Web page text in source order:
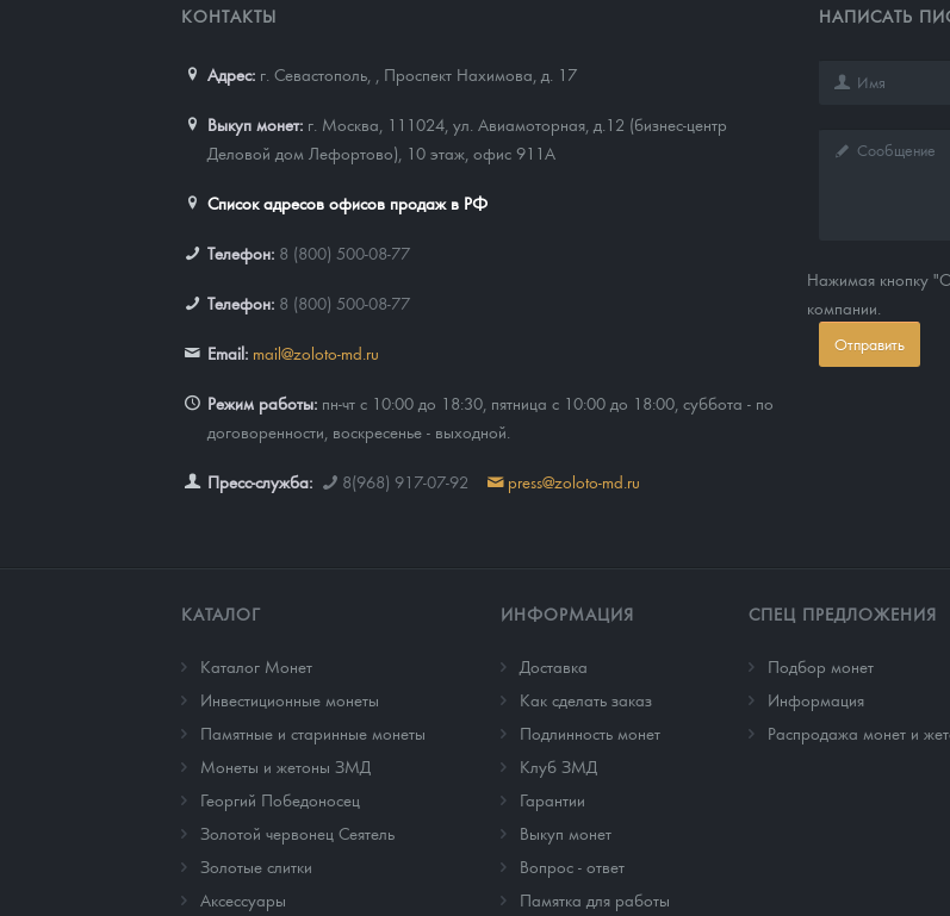
КОНТАКТЫ
Адрес: г. Севастополь, Проспект Нахимова, д. 17
Выкуп монет: г. Москва, 111024, ул. Авиамоторная, д.12 (бизнес-центр
Деловой дом Лефортово), 10 этаж, офис 911А
Список адресов офисов продаж в РФ
Телефон: 8 (800) 500-08-77
Телефон: 8 (800) 500-08-77
Email: mail@zoloto-md.ru
Режим работы: пн-чт с 10:00 до 18:30, пятница с 10:00 до 18:00, суббота - по
договоренности, воскресенье - выходной.
Пресс-служба: 8(968) 917-07-92 press@zoloto-md.ru
НАПИСАТЬ
Нажимая кнопку
компании.
Отправить
КАТАЛОГ
Каталог Монет
Инвестиционные монеты
Памятные и старинные монеты
Монеты и жетоны ЗМД
Георгий Победоносец
Золотой червонец Сеятель
Золотые слитки
Аксессуары
ИНФОРМАЦИЯ
Доставка
Как сделать заказ
Подлинность монет
Клуб ЗМД
Гарантии
Выкуп монет
Вопрос - ответ
Памятка для работы
СПЕЦ ПРЕДЛОЖЕНИЯ
Подбор монет
Информация
Распродажа монет и